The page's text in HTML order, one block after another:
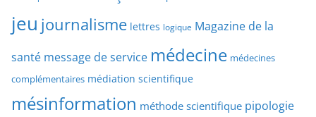
d
’
a
i
t
e
jeu journalisme lettres logique Magazine de la
santé message de service médecine médecines
complémentaires médiation scientifique
mésinformation méthode scientifique pipologie